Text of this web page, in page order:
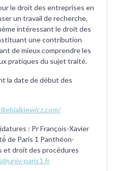
le droit des entreprises en
un travail de recherche,
intéressant le droit des
une contribution
de mieux comprendre les
pratiques du sujet traité.
la date de début des
: Pr François-Xavier
de Paris 1 Panthéon-
et droit des procédures
paris1.fr